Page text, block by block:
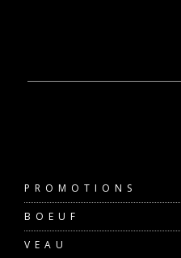
PROMOTIONS
BOEUF
VEAU